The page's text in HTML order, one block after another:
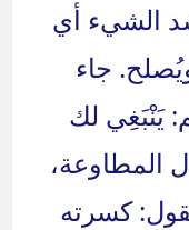
الشيء أي
جاء
يَنْبَغِي لك
المطاوعة،
كسرته